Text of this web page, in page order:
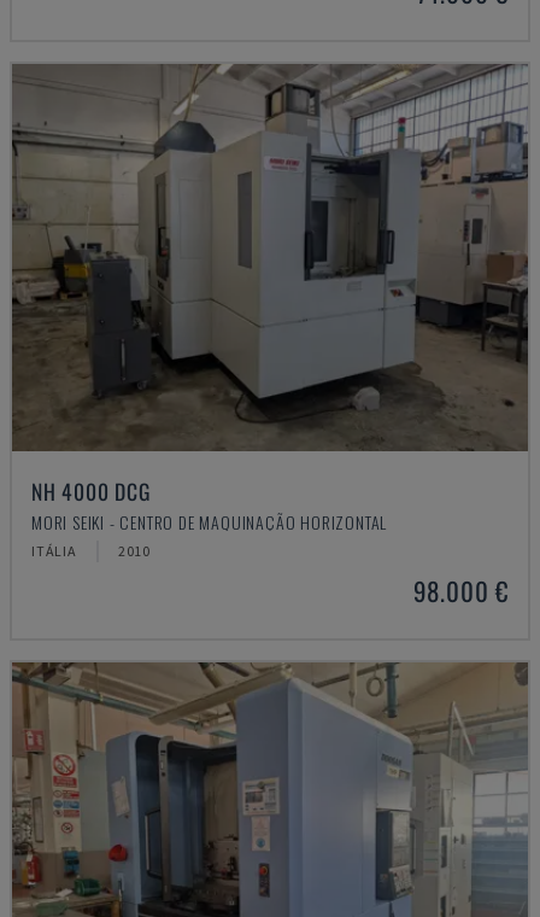
NH 4000 DCG
MORI SEIKI - CENTRO DE MAQUINAÇÃO HORIZONTAL
ITÁLIA 2010
98.000 €